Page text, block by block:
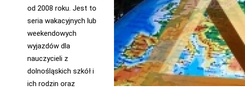
od 2008 roku. Jest to
seria wakacyjnych lub
weekendowych
wyjazdów dla
nauczycieli z
dolnośląskich szkół i
ich rodzin oraz